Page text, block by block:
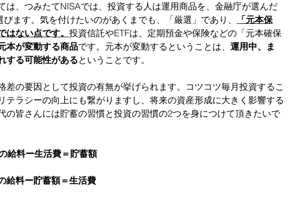
は、つみたてNISAでは、投資する人は運用商品を、金融庁が選んだ
ます。気を付けたいのがあくまでも、「厳選」であり、
「元本保
ない点です。 投資信託やETFは、定期預金や保険などの「元本確保
本が変動する商品です。元本が変動するということは、 運用中、ま
する可能性があるということです。
差の要因として投資の有無が挙げられます。コツコツ毎月投資するこ
テラシーの向上にも繋がりますし、将来の資産形成に大きく影響する
の皆さんには貯蓄の習慣と投資の習慣の2つを身につけて頂きたいで
給料ー生活費＝貯蓄額
給料ー貯蓄額＝生活費